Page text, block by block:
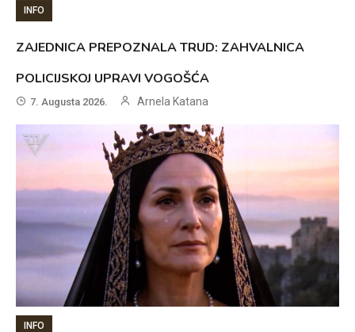
INFO
ZAJEDNICA PREPOZNALA TRUD: ZAHVALNICA
POLICIJSKOJ UPRAVI VOGOŠĆA
7. Augusta 2026. Arnela Katana
INFO